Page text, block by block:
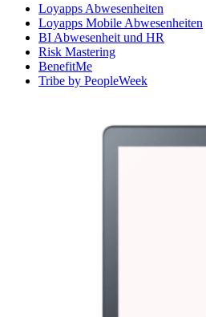
Loyapps Abwesenheiten
Loyapps Mobile Abwesenheiten
BI Abwesenheit und HR
Risk Mastering
BenefitMe
Tribe by PeopleWeek